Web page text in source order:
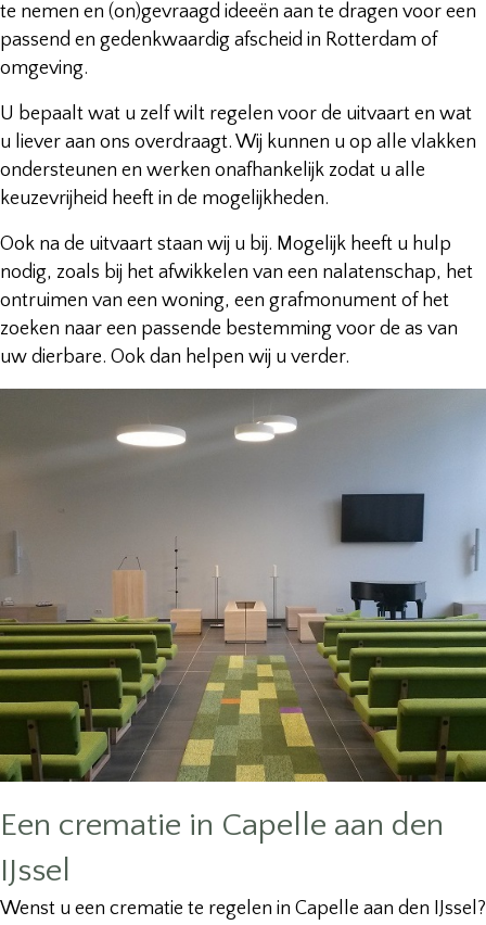
te nemen en (on)gevraagd ideeën aan te dragen voor een
passend en gedenkwaardig afscheid in Rotterdam of
omgeving.
U bepaalt wat u zelf wilt regelen voor de uitvaart en wat
u liever aan ons overdraagt. Wij kunnen u op alle vlakken
ondersteunen en werken onafhankelijk zodat u alle
keuzevrijheid heeft in de mogelijkheden.
Ook na de uitvaart staan wij u bij. Mogelijk heeft u hulp
nodig, zoals bij het afwikkelen van een nalatenschap, het
ontruimen van een woning, een grafmonument of het
zoeken naar een passende bestemming voor de as van
uw dierbare. Ook dan helpen wij u verder.
Een crematie in Capelle aan den
IJssel
Wenst u een crematie te regelen in Capelle aan den IJssel?